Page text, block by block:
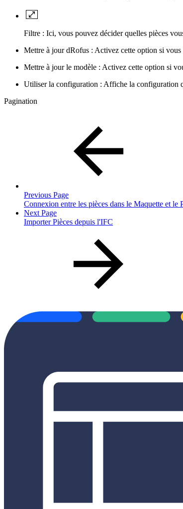
Filtre : Ici, vous pouvez décider quelles pièces
Mettre à jour dRofus : Activez cette option si
Mettre à jour le modèle : Activez cette option si
Utiliser la configuration : Affiche la configuration
Pagination
Previous Page
Connexion entre les pièces dans le Maquette et le
Next Page
Importer Pièces depuis l'IFC